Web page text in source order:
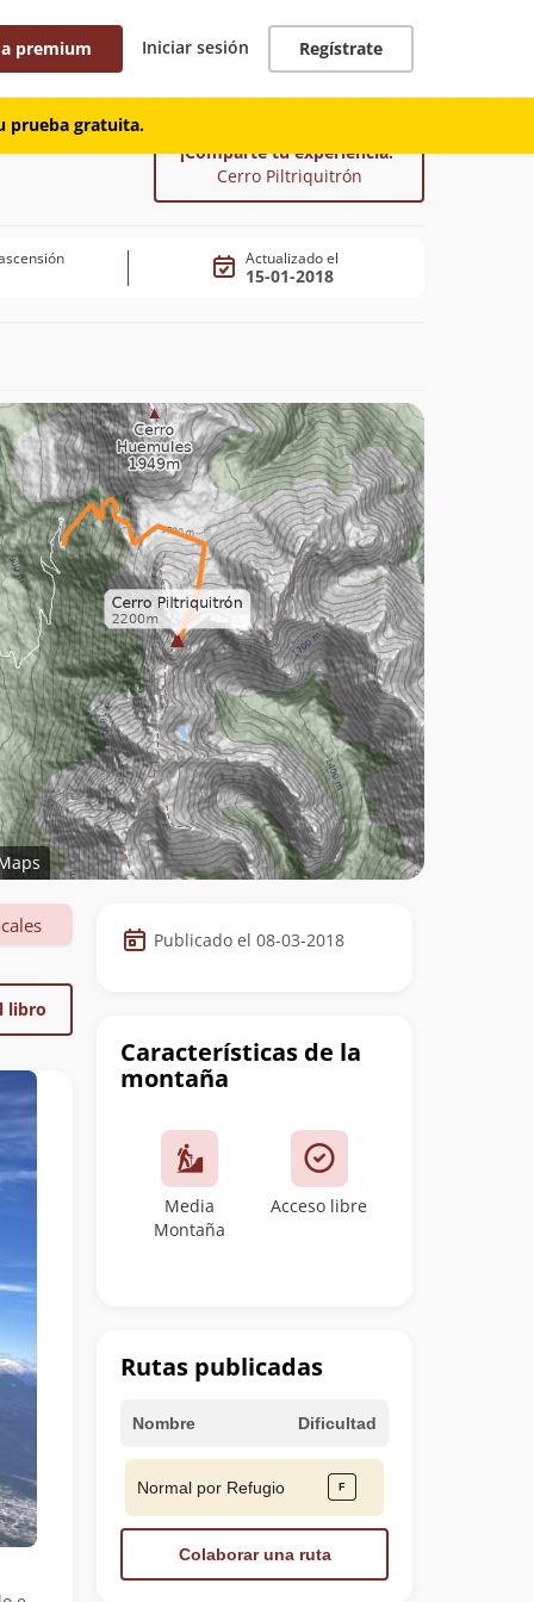
premium Iniciar sesión Regístrate
prueba gratuita.
¡Comparte tu experiencia!
Cerro Piltriquitrón
Actualizado el
15-01-2018
Datos
de
cumbre
Publicado el 08-03-2018
Características de la
montaña
Media
Montaña
Acceso libre
Rutas publicadas
Nombre Dificultad
Normal por Refugio
Colaborar una ruta
libro